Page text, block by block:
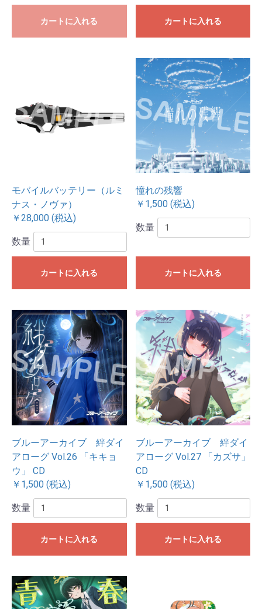
カートに入れる カートに入れる
モバイルバッテリー（ルミ
ナス・ノヴァ）
￥28,000 (税込)
数量
カートに入れる
憧れの残響
￥1,500 (税込)
数量
カートに入れる
ブルーアーカイブ 絆ダイ
アローグ Vol.26 「キキョ
ウ」 CD
￥1,500 (税込)
数量
カートに入れる
ブルーアーカイブ 絆ダイ
アローグ Vol.27 「カズサ」
CD
￥1,500 (税込)
数量
カートに入れる